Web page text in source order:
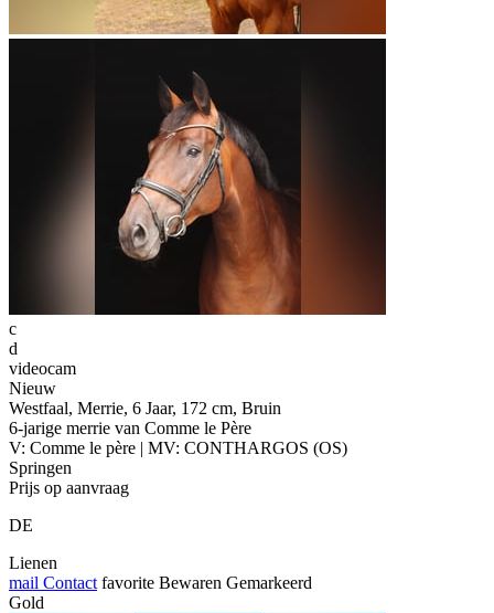
c
d
videocam
Nieuw
Westfaal, Merrie, 6 Jaar, 172 cm, Bruin
6-jarige merrie van Comme le Père
V: Comme le père | MV: CONTHARGOS (OS)
Springen
Prijs op aanvraag
DE
Lienen
mail Contact favorite Bewaren Gemarkeerd
Gold